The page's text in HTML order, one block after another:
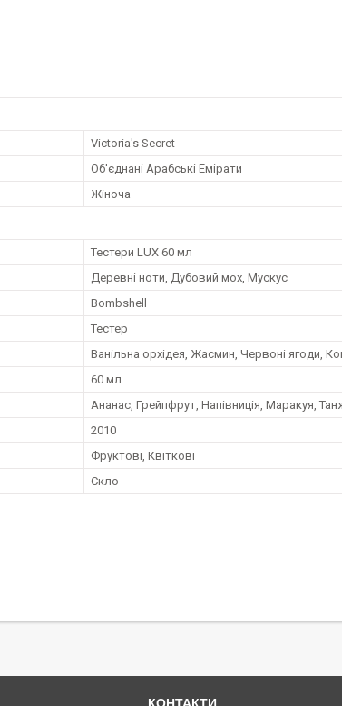
Victoria's Secret
Об'єднані Арабські Емірати
Жіноча
Тестери LUX 60 мл
Деревні ноти, Дубовий мох, Мускус
Bombshell
Тестер
Ванільна орхідея, Жасмин, Червоні ягоди,
60 мл
Ананас, Грейпфрут, Напівниція, Маракуя,
2010
Фруктові, Квіткові
Скло